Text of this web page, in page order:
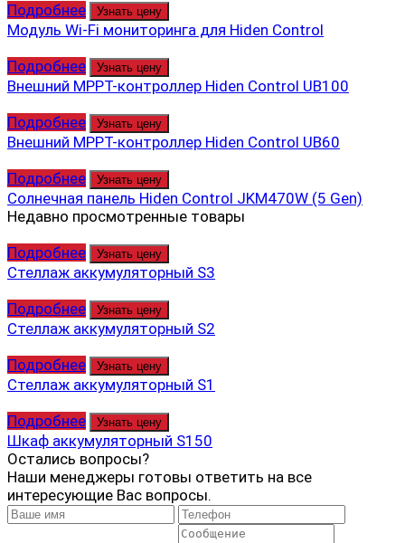
Подробнее Узнать цену
Модуль Wi-Fi мониторинга для Hiden Control
Подробнее
Узнать цену
Внешний MPPT-контроллер Hiden Control UB100
Подробнее
Узнать цену
Внешний MPPT-контроллер Hiden Control UB60
Подробнее
Узнать цену
Солнечная панель Hiden Control JKM470W (5 Gen)
Недавно просмотренные товары
Подробнее
Узнать цену
Стеллаж аккумуляторный S3
Подробнее
Узнать цену
Стеллаж аккумуляторный S2
Подробнее
Узнать цену
Стеллаж аккумуляторный S1
Подробнее
Узнать цену
Шкаф аккумуляторный S150
Остались вопросы?
Наши менеджеры готовы ответить на все
интересующие Вас вопросы.